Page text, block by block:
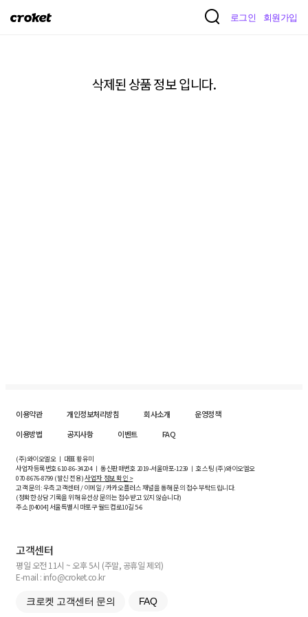
크
로그인 회원가입
삭제된 상품 정보 입니다.
이용약관 개인정보처리방침 회사소개
운영정책
이용방법
공지사항 이벤트 FAQ
(주)와이오엘오 ㅣ 대표 황유미
사업자등록번호610-86-34204ㅣ 통신판매번호 2019-서울마포-1239 ㅣ 호스팅 (주)와이오엘오
070-8676-8799 (발신 전용)사업자 정보 확인 >
고객 문의: 우측 고객센터 / 이메일 / 카카오플러스 채널을 통해 문의 접수 부탁드립니다.
(정확한 상담 기록을 위해 유선상 문의는 접수받고 있지 않습니다)
주소 [04004] 서울특별시 마포구 월드컵로10길5-6
고객센터
평일 오전 11시 ~ 오후 5시 (주말, 공휴일 제외)
E-mail : info@croket.co.kr
크로켓 고객센터 문의 FAQ